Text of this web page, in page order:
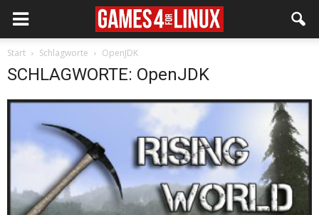
Start Schlagworte OpenJDK
SCHLAGWORTE: OpenJDK